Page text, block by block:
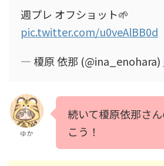
週プレ オフショット🌱
pic.twitter.com/u0veAlBB0d
— 榎原 依那 (@ina_enohara)
ゆか
続いて榎原依那さ
こう！